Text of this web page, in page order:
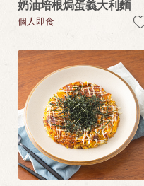
奶油培根焗蛋義大利麵
個人即食